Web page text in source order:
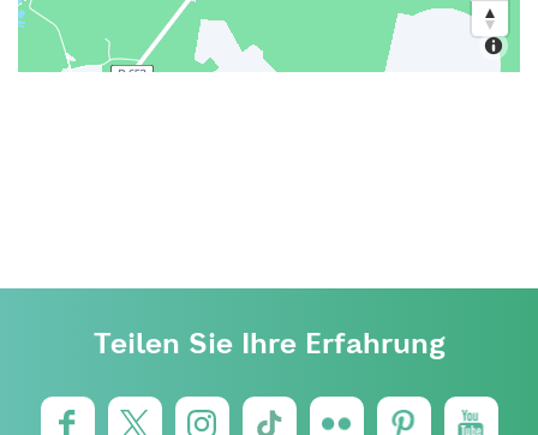
Teilen Sie Ihre Erfahrung